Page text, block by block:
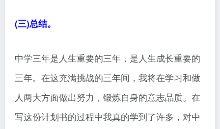
(三)总结。
中学三年是人生重要的三年，是人生成长重要的
三年。在这充满挑战的三年间，我将在学习和做
人两大方面做出努力，锻炼自身的意志品质。在
写这份计划书的过程中我真的学到了许多，对中